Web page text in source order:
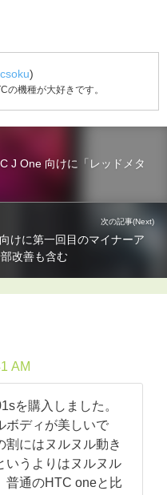
)
の機種が大好きです。
J One 向けに「レッドメタ
次の記事(Next)
けに第一回目のマイナーア
改善も含む
AM
を購入しました。
ボディが美しいで
割にはヌルヌル動き
いうよりはヌルヌル
普通のHTC oneと比